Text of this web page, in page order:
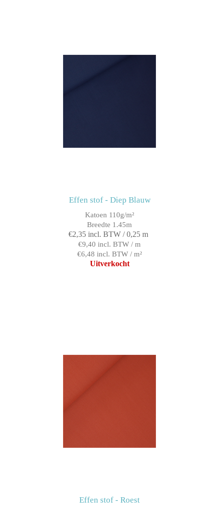
Effen stof - Diep Blauw
Katoen 110g/m²
Breedte 1.45m
€2,35 incl. BTW / 0,25 m
€9,40 incl. BTW / m
€6,48 incl. BTW / m²
Uitverkocht
Effen stof - Roest